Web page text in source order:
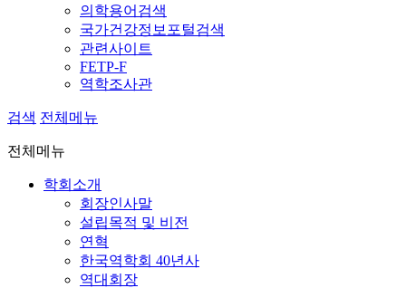
의학용어검색
국가건강정보포털검색
관련사이트
FETP-F
역학조사관
검색 전체메뉴
전체메뉴
학회소개
회장인사말
설립목적 및 비전
연혁
한국역학회 40년사
역대회장